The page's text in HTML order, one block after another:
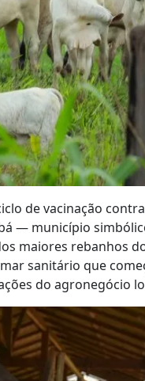
de vacinação
— município
maiores rebanhos
sanitário que
do agronegócio